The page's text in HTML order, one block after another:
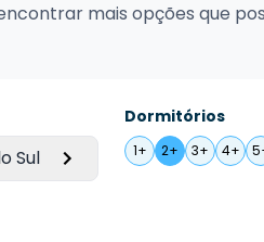
mais opções que
Sul
Dormitórios
1+ 2+ 3+ 4+